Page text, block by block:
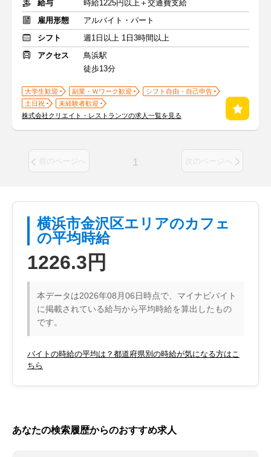
給与
時給1225円以上＋交通費支給
雇用形態
アルバイト・パート
シフト
週1日以上 1日3時間以上
アクセス
鳥浜駅
徒歩13分
大学生歓迎 副業・Ｗワーク歓迎
シフト自由・自己申告
土日祝
未経験者歓迎
株式会社クリエイト・レストランツの求人一覧を見る
前のページへ 1 次のページへ
横浜市金沢区エリアのカフェ
の平均時給
1226.3円
本データは2026年08月06日時点で、マイナビバイト
に掲載されている給与から平均時給を算出したもの
です。
バイトの時給の平均は？都道府県別の時給が気になる方はこ
ちら
あなたの検索履歴からのおすすめ求人